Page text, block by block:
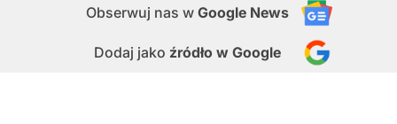
Obserwuj nas w Google News
Dodaj jako źródło w Google